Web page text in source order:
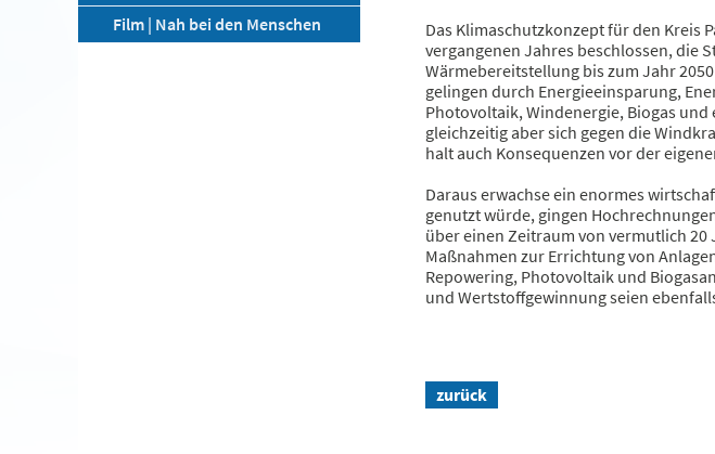
Film | Nah bei den Menschen
Das Klimaschutzkonzept für den Kreis
vergangenen Jahres beschlossen, die
Wärmebereitstellung bis zum Jahr
gelingen durch Energieeinsparung,
Photovoltaik, Windenergie, Biogas
gleichzeitig aber sich gegen die
halt auch Konsequenzen vor der
Daraus erwachse ein enormes
genutzt würde, gingen
über einen Zeitraum von vermutlich
Maßnahmen zur Errichtung von
Repowering, Photovoltaik und
und Wertstoffgewinnung seien
zurück